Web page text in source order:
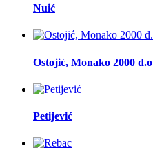
Nuić
Ostojić, Monako 2000 d.o
Petijević